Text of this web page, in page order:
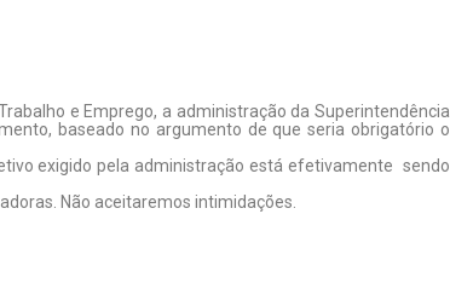
e Emprego, a administração da Superintendência
baseado no argumento de que seria obrigatório o
exigido pela administração está efetivamente sendo
Não aceitaremos intimidações.